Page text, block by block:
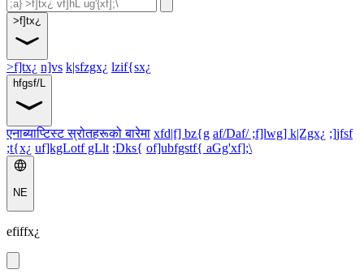
>f]tx¿
>f]tx¿ n]vs k|sfzgx¿ lzif{sx¿
hfgsf/L
एनाब्याप्टिस्ट स्रोतहरूको बारेमा xfd|f] bz{g af/Daf/ ;f]lwg] k|Zgx¿ ;]jfsf
;t{x¿ uf]kgLotf gLlt ;Dks{ of]ubfgstf{ aGg'xf];\
NE
efiffx¿